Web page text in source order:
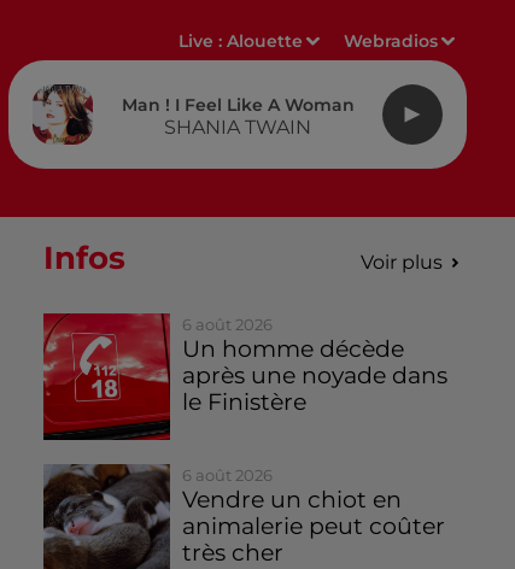
Live :Alouette Webradios
Man ! I Feel Like A Woman
SHANIA TWAIN
Infos Voir plus
6 août 2026
Un homme décède
après une noyade dans
le Finistère
6 août 2026
Vendre un chiot en
animalerie peut coûter
très cher